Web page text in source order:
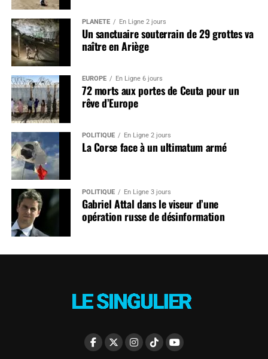
PLANÈTE En Ligne 2 jours
Un sanctuaire souterrain de 29 grottes va
naître en Ariège
EUROPE En Ligne 6 jours
72 morts aux portes de Ceuta pour un
rêve d’Europe
POLITIQUE En Ligne 2 jours
La Corse face à un ultimatum armé
POLITIQUE En Ligne 3 jours
Gabriel Attal dans le viseur d’une
opération russe de désinformation